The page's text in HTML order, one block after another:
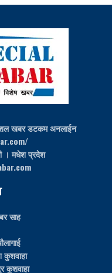
खबर डटकम अनलाईन
। मधेश प्रदेश
साह
कुशवाहा
कुशवाहा